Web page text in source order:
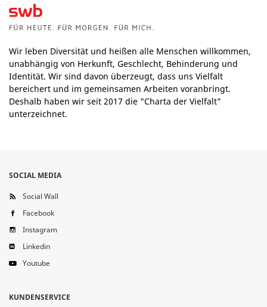
Wir leben Diversität und heißen alle Menschen willkommen,
unabhängig von Herkunft, Geschlecht, Behinderung und
Identität. Wir sind davon überzeugt, dass uns Vielfalt
bereichert und im gemeinsamen Arbeiten voranbringt.
Deshalb haben wir seit 2017 die "Charta der Vielfalt"
unterzeichnet.
SOCIAL MEDIA
Social Wall
Facebook
Instagram
Linkedin
Youtube
KUNDENSERVICE